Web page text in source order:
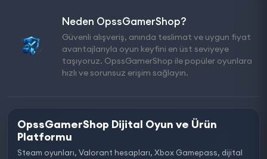
Neden OpssGamerShop?
Güvenli alışveriş, anında teslimat ve uygun fiyat
avantajlarıyla oyun keyfini en üst seviyeye
taşıyoruz. OpssGamerShop ile popüler oyunlara
hızlı ve sorunsuz erişim sağlayın.
OpssGamerShop Dijital Oyun ve Ürün
Platformu
Steam oyunları, Valorant hesapları, Xbox Gamepass, dijital